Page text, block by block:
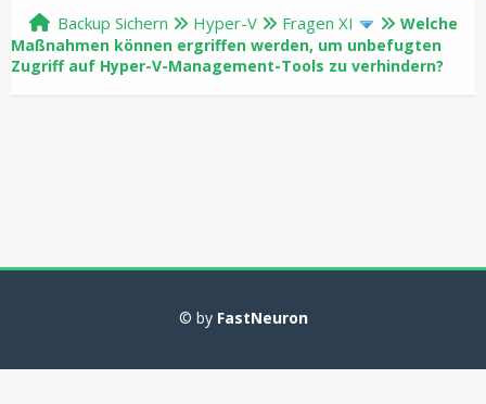
Backup Sichern Hyper-V Fragen XI
Welche
Maßnahmen können ergriffen werden, um unbefugten
Zugriff auf Hyper-V-Management-Tools zu verhindern?
© by FastNeuron